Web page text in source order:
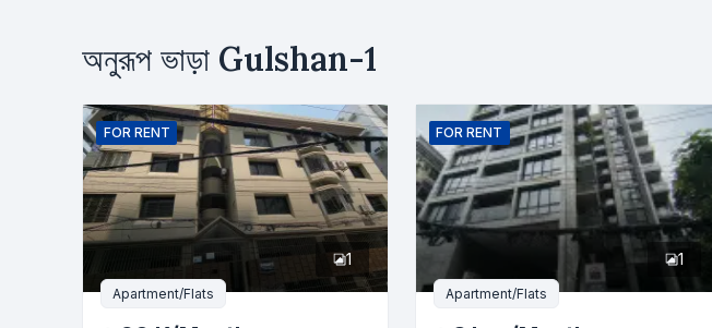
ফোন নম্বর
অনুরূপ ভাড়া Gulshan-1
FOR RENT
1
Apartment/Flats
FOR RENT
1
Apartment/Flats